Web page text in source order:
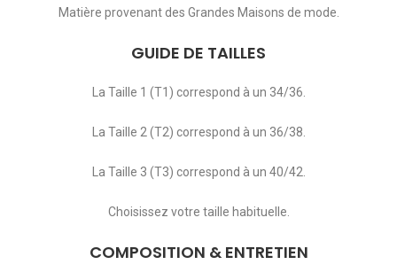
Matière provenant des Grandes Maisons de mode.
GUIDE DE TAILLES
La Taille 1 (T1) correspond à un 34/36.
La Taille 2 (T2) correspond à un 36/38.
La Taille 3 (T3) correspond à un 40/42.
Choisissez votre taille habituelle.
COMPOSITION & ENTRETIEN